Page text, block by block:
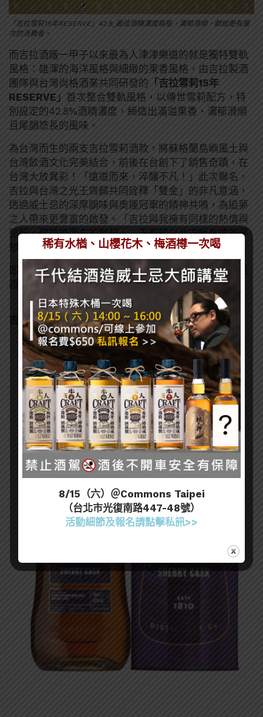
「吉拉雪莉15年RESERVE」42.8_最佳酒精濃度裝瓶，濃郁滑順，獻給更有層
次的消費者。
而吉拉酒廠一甲子以來最為人津津樂道的就是獨特雙軌
風格：雄渾的海洋風格與細緻的果香風格，由吉拉製酒
團隊與台灣尚格酒業共同研發的 「吉拉雪莉15年
RESERVE」 首次整合雙軌風格，以傳世雪莉配方，特
別設定的42.8%酒精濃度，締造出滿溢果香、濃郁滑順
且尾韻悠長的風味。
為台灣而生的兩支吉拉雪莉酒款，將蘇格蘭島嶼風土與
台灣飲酒文化完美結合，前後在台創下了銷售奇蹟，在
台灣大放異彩！「遠道而來，淬釀不凡！」此次聯名，
吉拉與台灣之光王齊麟共同詮釋「雙金」的非凡意涵，
透過威士忌的深厚韻味與奧運冠軍的精神共鳴，為追夢
之人帶來更豐富的啟發。「吉拉與我擁有同樣的熱情與
堅毅，敬遠道而來的默契。」王齊麟以此向所有懷抱夢
想、勇敢前行的人致敬。
即日起邀請您品味吉拉蘇格蘭單一麥芽威士忌，一同見
證初心與巔峰交會的非凡時刻！
吉拉雪莉12年單一麥芽蘇格蘭威士忌
稀有水楢、山櫻花木、梅酒樽一次喝
8/15（六）＠Commons Taipei
（台北市光復南路447-48號）
活動細節及報名請點擊私訊>>